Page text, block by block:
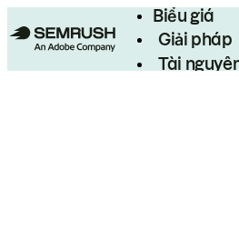
Biểu giá
Giải pháp
Tài